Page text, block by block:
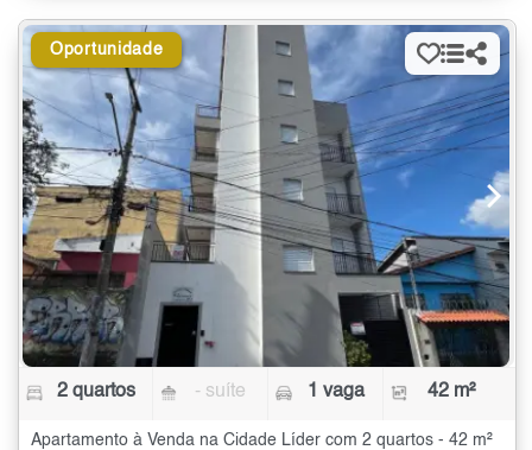
Oportunidade
2 quartos - suíte 1 vaga 42 m²
Apartamento à Venda na Cidade Líder com 2 quartos - 42 m²